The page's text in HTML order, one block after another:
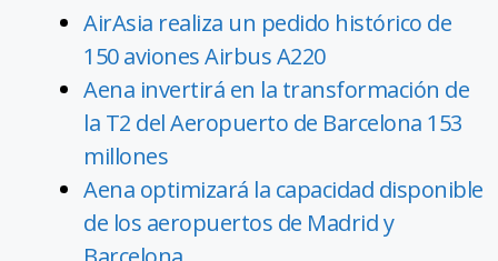
AirAsia realiza un pedido histórico de
150 aviones Airbus A220
Aena invertirá en la transformación de
la T2 del Aeropuerto de Barcelona 153
millones
Aena optimizará la capacidad disponible
de los aeropuertos de Madrid y